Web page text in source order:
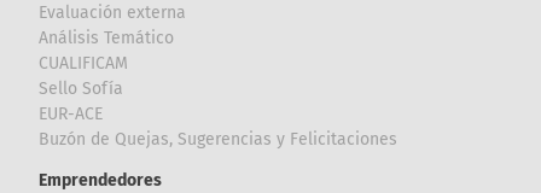
Evaluación externa
Análisis Temático
CUALIFICAM
Sello Sofía
EUR-ACE
Buzón de Quejas, Sugerencias y Felicitaciones
Emprendedores